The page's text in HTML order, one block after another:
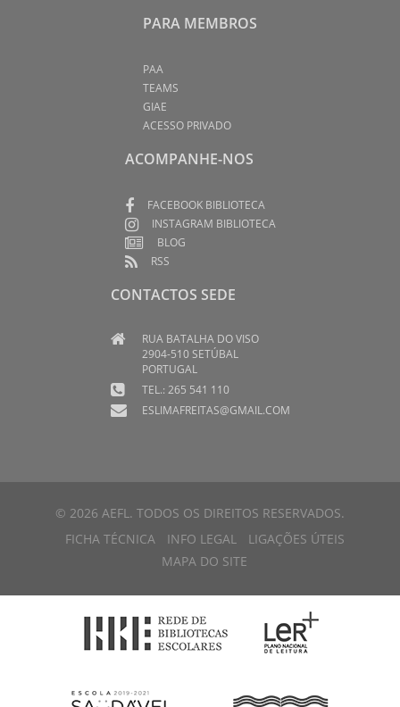
PARA MEMBROS
PAA
TEAMS
GIAE
ACESSO PRIVADO
ACOMPANHE-NOS
FACEBOOK BIBLIOTECA
INSTAGRAM BIBLIOTECA
BLOG
RSS
CONTACTOS SEDE
RUA BATALHA DO VISO
2904-510 SETÚBAL
PORTUGAL
TEL.: 265 541 110
ESLIMAFREITAS@GMAIL.COM
© 2026 AEFL. TODOS OS DIREITOS RESERVADOS.
FICHA TÉCNICA
INFO LEGAL
LIGAÇÕES ÚTEIS
MAPA DO SITE